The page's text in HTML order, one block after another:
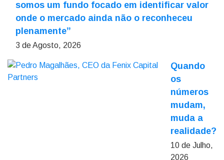
somos um fundo focado em identificar valor
onde o mercado ainda não o reconheceu
plenamente”
3 de Agosto, 2026
Quando
os
números
mudam,
muda a
realidade?
10 de Julho,
2026